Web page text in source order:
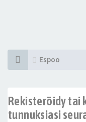
Espoo
Rekisteröidy tai
tunnuksiasi